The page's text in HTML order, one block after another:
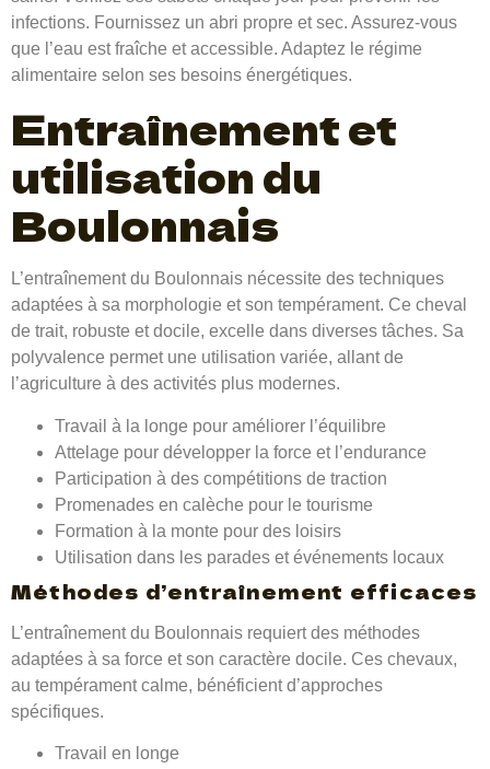
infections. Fournissez un abri propre et sec. Assurez-vous
que l’eau est fraîche et accessible. Adaptez le régime
alimentaire selon ses besoins énergétiques.
Entraînement et
utilisation du
Boulonnais
L’entraînement du Boulonnais nécessite des techniques
adaptées à sa morphologie et son tempérament. Ce cheval
de trait, robuste et docile, excelle dans diverses tâches. Sa
polyvalence permet une utilisation variée, allant de
l’agriculture à des activités plus modernes.
Travail à la longe pour améliorer l’équilibre
Attelage pour développer la force et l’endurance
Participation à des compétitions de traction
Promenades en calèche pour le tourisme
Formation à la monte pour des loisirs
Utilisation dans les parades et événements locaux
Méthodes d’entraînement efficaces
L’entraînement du Boulonnais requiert des méthodes
adaptées à sa force et son caractère docile. Ces chevaux,
au tempérament calme, bénéficient d’approches
spécifiques.
Travail en longe